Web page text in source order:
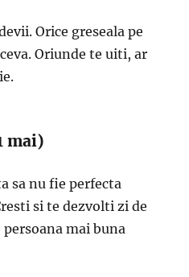
Orice greseala pe
Oriunde te uiti, ar
mai)
sa nu fie perfecta
si te dezvolti zi de
mai buna